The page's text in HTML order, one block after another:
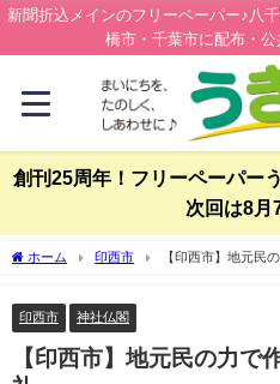
新聞折込メインのフリーペーパー♪八
橋市・千葉市に配布・公
創刊25周年！フリーペーパー
次回は8月
ホーム 印西市 【印西市】地元民
印西市 神社仏閣
【印西市】地元民の力で